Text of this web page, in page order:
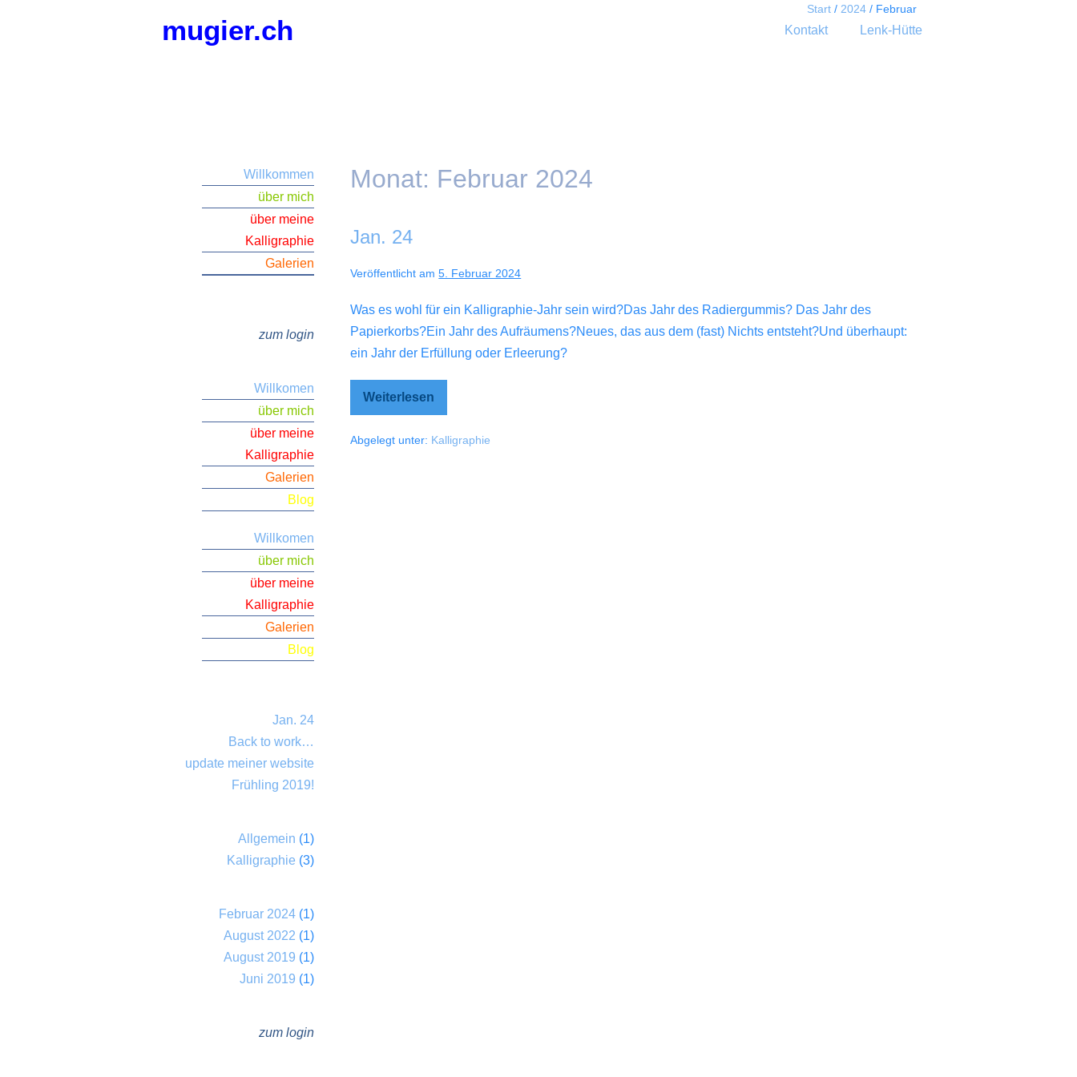
mugier.ch Kontakt Lenk-Hütte
Start / 2024 / Februar
Willkommen
über mich
über meine
Kalligraphie
Galerien
zum login
Willkomen
über mich
über meine
Kalligraphie
Galerien
Blog
Willkomen
über mich
über meine
Kalligraphie
Galerien
Blog
Jan. 24
Back to work…
update meiner website
Frühling 2019!
Allgemein (1)
Kalligraphie (3)
Februar 2024 (1)
August 2022 (1)
August 2019 (1)
Juni 2019 (1)
zum login
Monat: Februar 2024
Jan. 24
Veröffentlicht am 5. Februar 2024
Was es wohl für ein Kalligraphie-Jahr sein wird?Das Jahr des Radiergummis? Das Jahr des
Papierkorbs?Ein Jahr des Aufräumens?Neues, das aus dem (fast) Nichts entsteht?Und überhaupt:
ein Jahr der Erfüllung oder Erleerung?
Weiterlesen
Jan.
24
Abgelegt unter: Kalligraphie